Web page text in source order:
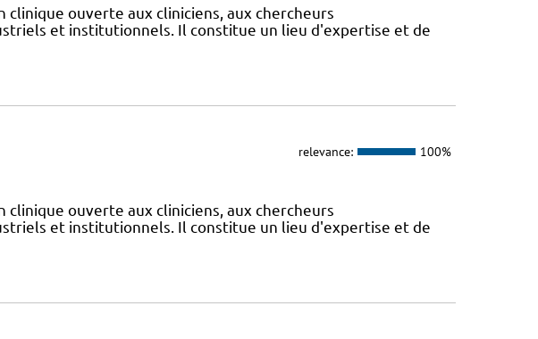
ouverte aux cliniciens, aux chercheurs
et institutionnels. Il constitue un lieu d'expertise et de
relevance: 100%
ouverte aux cliniciens, aux chercheurs
et institutionnels. Il constitue un lieu d'expertise et de